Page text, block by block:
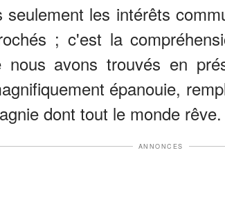
seulement les intérêts
; c'est la
nous avons trouvés en
épanouie,
dont tout le monde rêve.
ANNONCES